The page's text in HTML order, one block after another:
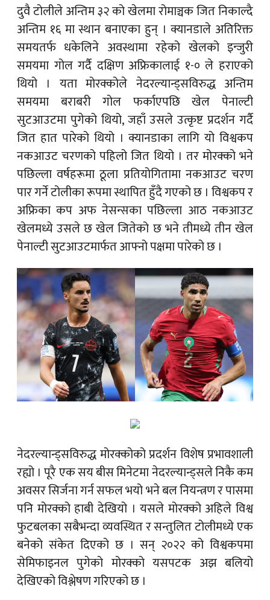
दुवै टोलीले अन्तिम ३२ को खेलमा रोमाञ्चक जित निकाल्दै
अन्तिम १६ मा स्थान बनाएका हुन् । क्यानडाले अतिरिक्त
समयतर्फ धकेलिने अवस्थामा रहेको खेलको इन्जुरी
समयमा गोल गर्दै दक्षिण अफ्रिकालाई १-० ले हराएको
थियो । यता मोरक्कोले नेदरल्यान्ड्सविरुद्ध अन्तिम
समयमा बराबरी गोल फर्काएपछि खेल पेनाल्टी
सुटआउटमा पुगेको थियो, जहाँ उसले उत्कृष्ट प्रदर्शन गर्दै
जित हात पारेको थियो । क्यानडाका लागि यो विश्वकप
नकआउट चरणको पहिलो जित थियो । तर मोरक्को भने
पछिल्ला वर्षहरूमा ठूला प्रतियोगितामा नकआउट चरण
पार गर्ने टोलीका रूपमा स्थापित हुँदै गएको छ । विश्वकप र
अफ्रिका कप अफ नेसन्सका पछिल्ला आठ नकआउट
खेलमध्ये उसले छ खेल जितेको छ भने तीमध्ये तीन खेल
पेनाल्टी सुटआउटमार्फत आफ्नो पक्षमा पारेको छ ।
नेदरल्यान्ड्सविरुद्ध मोरक्कोको प्रदर्शन विशेष प्रभावशाली
रह्यो । पूरै एक सय बीस मिनेटमा नेदरल्यान्ड्सले निकै कम
अवसर सिर्जना गर्न सफल भयो भने बल नियन्त्रण र पासमा
पनि मोरक्को हाबी देखियो । यसले मोरक्को अहिले विश्व
फुटबलका सबैभन्दा व्यवस्थित र सन्तुलित टोलीमध्ये एक
बनेको संकेत दिएको छ । सन् २०२२ को विश्वकपमा
सेमिफाइनल पुगेको मोरक्को यसपटक अझ बलियो
देखिएको विश्लेषण गरिएको छ ।